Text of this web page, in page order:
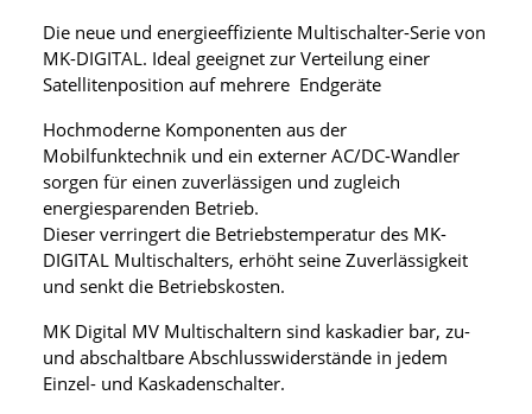
Die neue und energieeffiziente Multischalter-Serie von
MK-DIGITAL. Ideal geeignet zur Verteilung einer
Satellitenposition auf mehrere Endgeräte
Hochmoderne Komponenten aus der
Mobilfunktechnik und ein externer AC/DC-Wandler
sorgen für einen zuverlässigen und zugleich
energiesparenden Betrieb.
Dieser verringert die Betriebstemperatur des MK-
DIGITAL Multischalters, erhöht seine Zuverlässigkeit
und senkt die Betriebskosten.
MK Digital MV Multischaltern sind kaskadier bar, zu-
und abschaltbare Abschlusswiderstände in jedem
Einzel- und Kaskadenschalter.